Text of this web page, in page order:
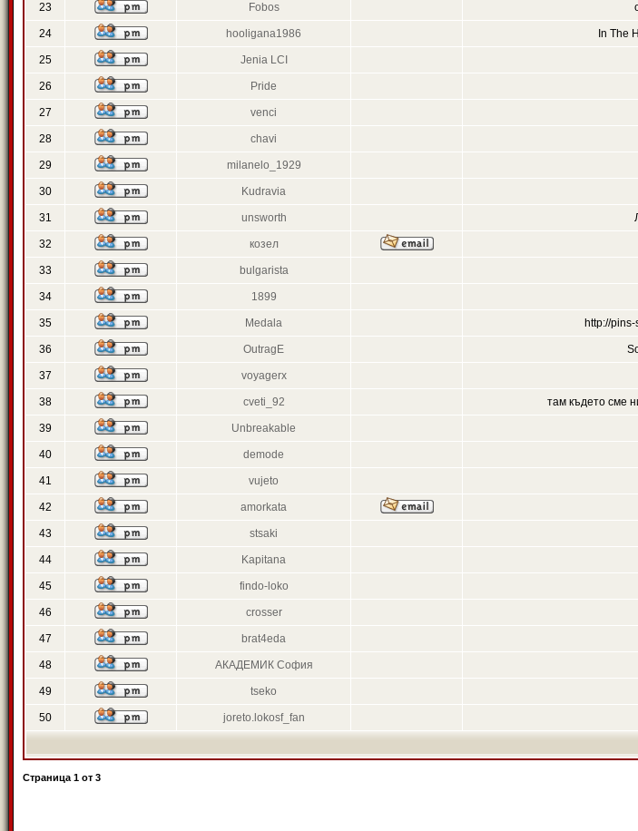
23 Fobos
24 hooligana1986 In The
25 Jenia LCI
26 Pride
27 venci
28 chavi
29 milanelo_1929
30 Kudravia
31 unsworth
32 козел
33 bulgarista
34 1899
35 Medala http://
36 OutragE
37 voyagerx
38 cveti_92 там където сме
39 Unbreakable
40 demode
41 vujeto
42 amorkata
43 stsaki
44 Kapitana
45 findo-loko
46 crosser
47 brat4eda
48 АКАДЕМИК София
49 tseko
50 joreto.lokosf_fan
Страница 1 от 3